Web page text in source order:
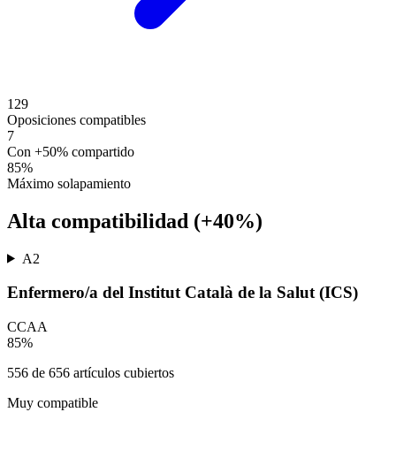
129
Oposiciones compatibles
7
Con +50% compartido
85%
Máximo solapamiento
Alta compatibilidad (+40%)
A2
Enfermero/a del Institut Català de la Salut (ICS)
CCAA
85%
556 de 656 artículos cubiertos
Muy compatible